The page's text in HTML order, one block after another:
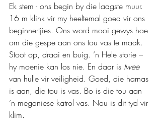
Ek stem - ons begin by die laagste muur.
16 m klink vir my heeltemal goed vir ons
beginnertjies. Ons word mooi gewys hoe
om die gespe aan ons tou vas te maak.
Stoot op, draai en buig. ‘n Hele storie –
hy moenie kan los nie. En daar is twee
van hulle vir veiligheid. Goed, die harnas
is aan, die tou is vas. Bo is die tou aan
‘n meganiese katrol vas. Nou is dit tyd vir
klim.